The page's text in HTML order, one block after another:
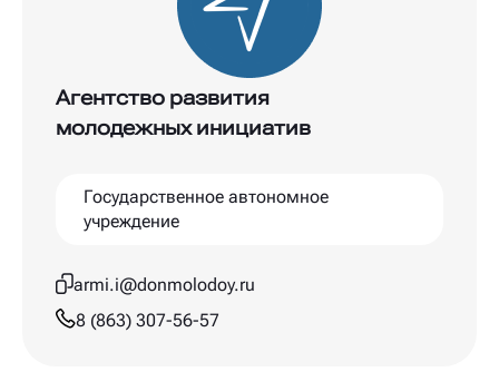
Государственное автономное
учреждение
Агентство развития
молодежных инициатив
armi.i@donmolodoy.ru
8 (863) 307-56-57